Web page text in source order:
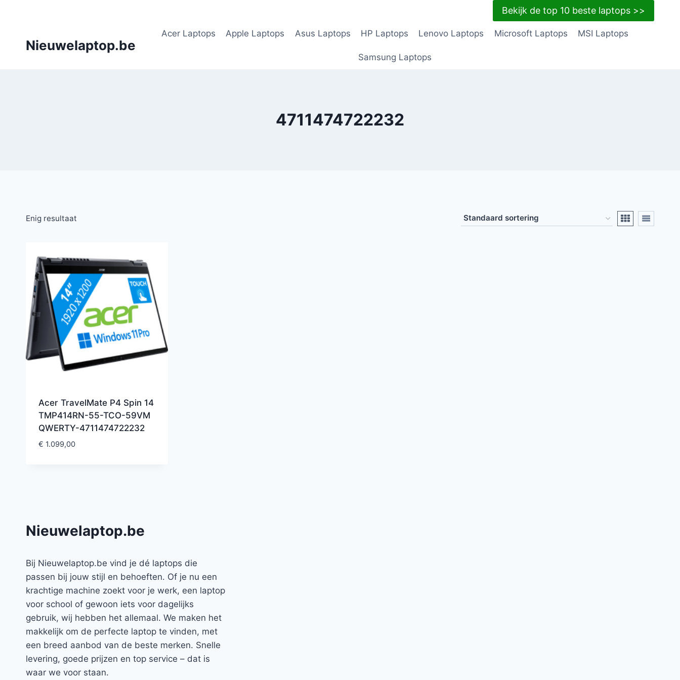
Bekijk de top 10 beste laptops >>
Nieuwelaptop.be
Acer Laptops Apple Laptops Asus Laptops HP Laptops Lenovo Laptops Microsoft Laptops MSI Laptops
Samsung Laptops
4711474722232
Enig resultaat
Acer TravelMate P4 Spin 14
TMP414RN-55-TCO-59VM
QWERTY-4711474722232
€ 1.099,00
Nieuwelaptop.be
Bij Nieuwelaptop.be vind je dé laptops die
passen bij jouw stijl en behoeften. Of je nu een
krachtige machine zoekt voor je werk, een laptop
voor school of gewoon iets voor dagelijks
gebruik, wij hebben het allemaal. We maken het
makkelijk om de perfecte laptop te vinden, met
een breed aanbod van de beste merken. Snelle
levering, goede prijzen en top service – dat is
waar we voor staan.